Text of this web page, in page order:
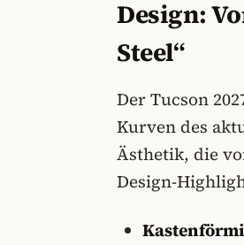
Design:
Steel“
Der Tucson
Kurven des
Ästhetik, die
Design-